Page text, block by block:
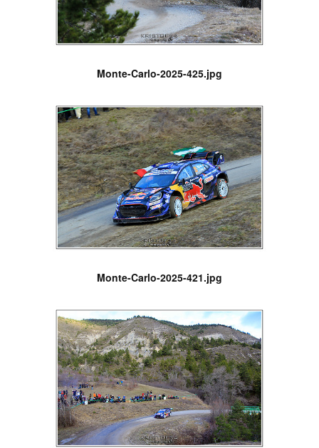
Monte-Carlo-2025-425.jpg
Monte-Carlo-2025-421.jpg